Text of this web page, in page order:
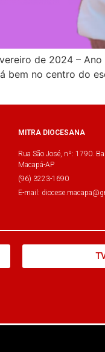
de 2024 – Ano
bem no centro do
MITRA DIOCESANA
Rua São José, nº: 1790.
Macapá-AP
(96) 3223-1690
E-mail: